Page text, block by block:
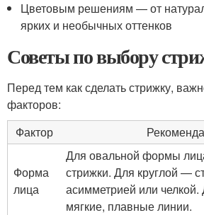
Цветовым решениям — от
ярких и необычных оттенков
Советы по выбору
Перед тем как сделать стрижку,
факторов:
Фактор
Форма
лица
Для овальной формы
стрижки. Для круглой —
асимметрией или
мягкие, плавные линии.